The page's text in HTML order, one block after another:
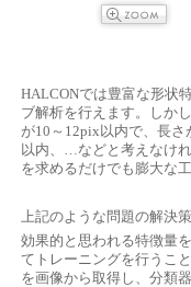
HALCONでは豊富な形状
ブ解析を行えます。しか
が10～12pix以内で、長
以内、…などと考えなけ
を求めるだけでも膨大な
上記のような問題の解決
効果的と思われる特徴量
てトレーニングを行うこ
を画像から取得し、分類